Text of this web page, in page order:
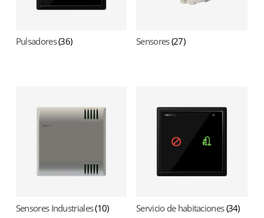
Pulsadores(36) Sensores(27)
Sensores Industriales(10) Servicio de habitaciones(34)